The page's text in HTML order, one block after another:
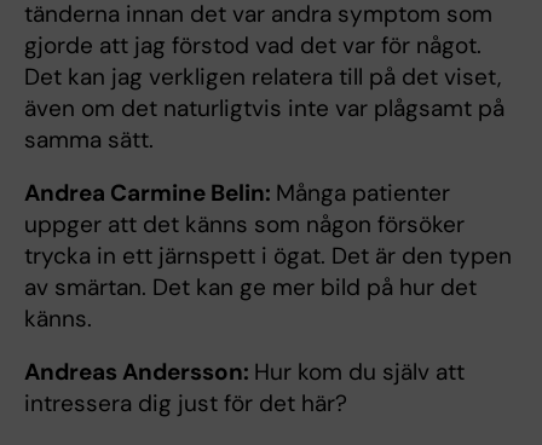
tänderna innan det var andra symptom som
gjorde att jag förstod vad det var för något.
Det kan jag verkligen relatera till på det viset,
även om det naturligtvis inte var plågsamt på
samma sätt.
Andrea Carmine Belin: Många patienter
uppger att det känns som någon försöker
trycka in ett järnspett i ögat. Det är den typen
av smärtan. Det kan ge mer bild på hur det
känns.
Andreas Andersson: Hur kom du själv att
intressera dig just för det här?